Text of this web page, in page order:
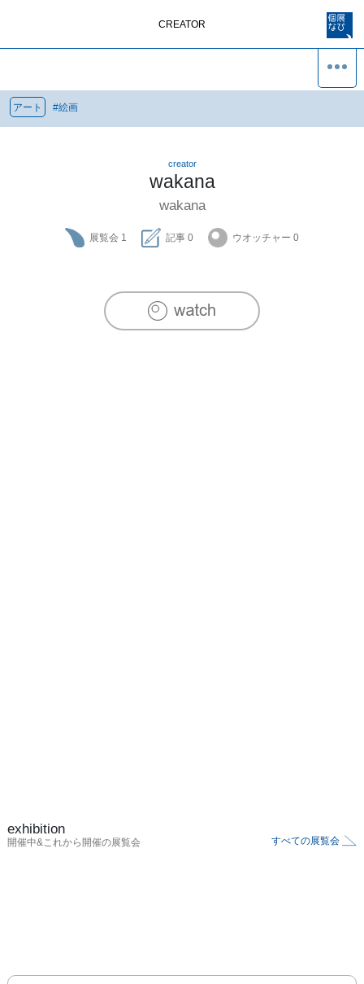
CREATOR
アート #絵画
creator
wakana
wakana
展覧会 1 記事 0 ウオッチャー 0
exhibition
開催中&これから開催の展覧会 すべての展覧会